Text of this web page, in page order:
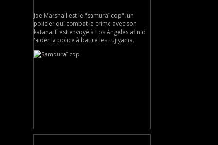
Joe Marshall est le "samuraï cop", un
policier qui combat le crime avec son
katana. Il est envoyé à Los Angeles afin d
'aider la police à battre les Fujiyama.